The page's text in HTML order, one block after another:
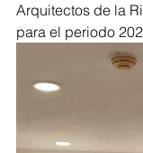
Arquitectos de la
para el periodo